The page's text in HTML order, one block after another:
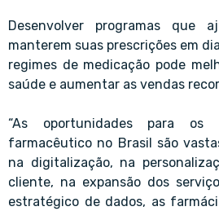
Desenvolver programas que
manterem suas prescrições em
regimes de medicação pode
saúde e aumentar as vendas
“As oportunidades para
farmacêutico no Brasil são
na digitalização, na
cliente, na expansão dos
estratégico de dados, as